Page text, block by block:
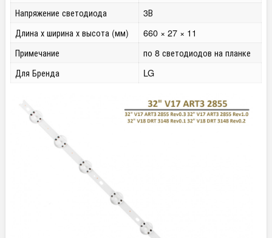
Напряжение светодиода
3В
Длина х ширина х высота (мм)
660 × 27 × 11
Примечание
по 8 светодиодов на планке
Для Бренда
LG